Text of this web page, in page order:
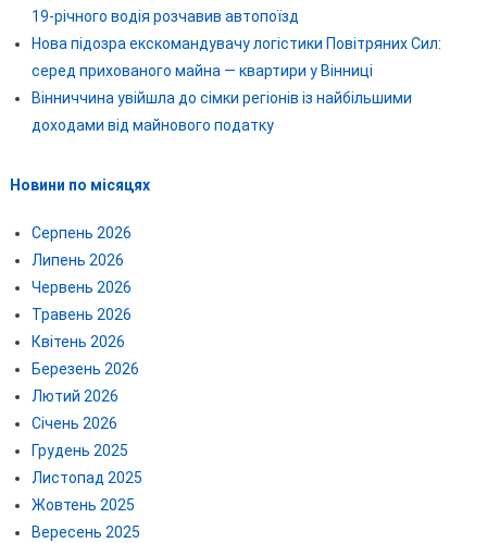
19-річного водія розчавив автопоїзд
Нова підозра екскомандувачу логістики Повітряних Сил:
серед прихованого майна — квартири у Вінниці
Вінниччина увійшла до сімки регіонів із найбільшими
доходами від майнового податку
Новини по місяцях
Серпень 2026
Липень 2026
Червень 2026
Травень 2026
Квітень 2026
Березень 2026
Лютий 2026
Січень 2026
Грудень 2025
Листопад 2025
Жовтень 2025
Вересень 2025